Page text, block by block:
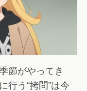
節がやってき
行う“拷問”は今